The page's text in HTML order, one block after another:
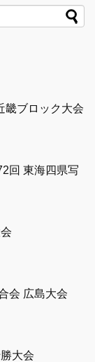
畿ブロック大会
回 東海四県写
会 広島大会
大会